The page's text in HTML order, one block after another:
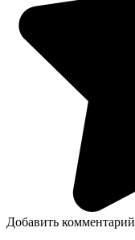
Добавить комментарий